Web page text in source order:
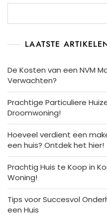
LAATSTE
De Kosten van een NVM
Verwachten?
Prachtige Particuliere
Droomwoning!
Hoeveel verdient een
een huis? Ontdek het hier!
Prachtig Huis te Koop in
Woning!
Tips voor Succesvol
een Huis